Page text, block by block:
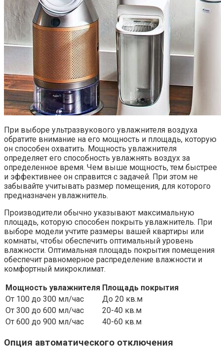
При выборе ультразвукового увлажнителя воздуха
обратите внимание на его мощность и площадь, которую
он способен охватить. Мощность увлажнителя
определяет его способность увлажнять воздух за
определенное время. Чем выше мощность, тем быстрее
и эффективнее он справится с задачей. При этом не
забывайте учитывать размер помещения, для которого
предназначен увлажнитель.
Производители обычно указывают максимальную
площадь, которую способен покрыть увлажнитель. При
выборе модели учтите размеры вашей квартиры или
комнаты, чтобы обеспечить оптимальный уровень
влажности. Оптимальная площадь покрытия помещения
обеспечит равномерное распределение влажности и
комфортный микроклимат.
Мощность увлажнителя Площадь покрытия
От 100 до 300 мл/час
До 20 кв.м
От 300 до 600 мл/час
20-40 кв.м
От 600 до 900 мл/час
40-60 кв.м
Опция автоматического отключения